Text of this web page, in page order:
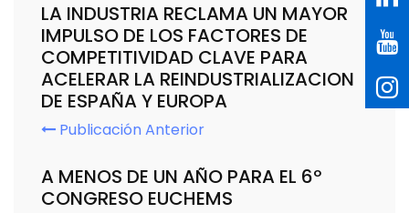
LA INDUSTRIA RECLAMA UN MAYOR
IMPULSO DE LOS FACTORES DE
COMPETITIVIDAD CLAVE PARA
ACELERAR LA REINDUSTRIALIZACION
DE ESPAÑA Y EUROPA
Publicación Anterior
A MENOS DE UN AÑO PARA EL 6º
CONGRESO EUCHEMS